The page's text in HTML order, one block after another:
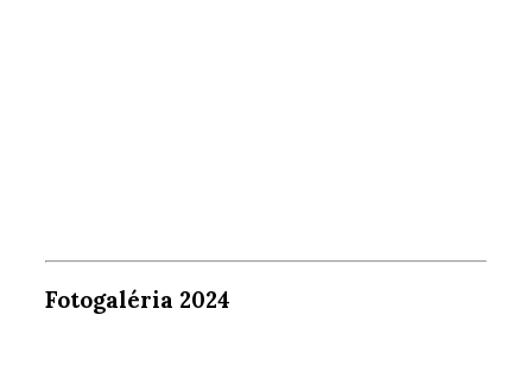
Fotogaléria 2024